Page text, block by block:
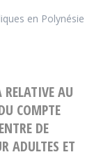
en Polynésie
AU
COMPTE
DE
ADULTES ET